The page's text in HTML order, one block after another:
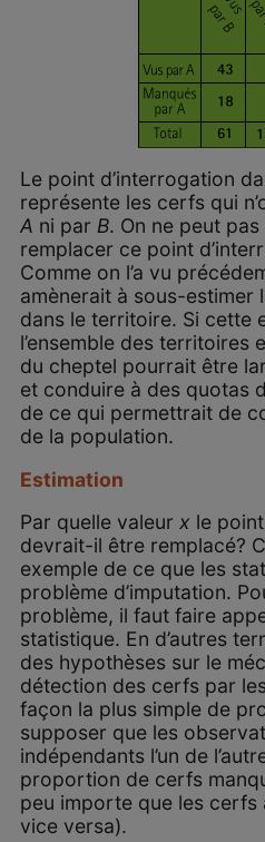
Le point d’interrogation
représente les cerfs qui
A ni par B. On ne peut
remplacer ce point
Comme on l’a vu
amènerait à sous-estimer
dans le territoire. Si cette
l’ensemble des territoires
du cheptel pourrait être
et conduire à des quotas
de ce qui permettrait de
de la population.
Estimation
Par quelle valeur x le
devrait-il être remplacé?
exemple de ce que les
problème d’imputation.
problème, il faut faire
statistique. En d’autres
des hypothèses sur le
détection des cerfs par
façon la plus simple de
supposer que les
indépendants l’un de
proportion de cerfs
peu importe que les cerfs
vice versa).